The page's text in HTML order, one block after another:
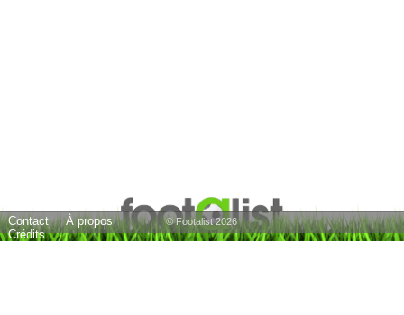
Benjamin André AID 36
Contact
À propos
Crédits
© Footalist 2026